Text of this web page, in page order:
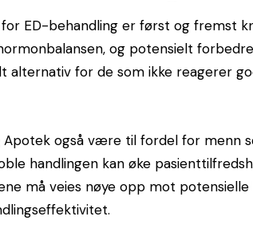
ED-behandling er først og fremst
og potensielt
alternativ for de som ikke reagerer
Apotek også være til fordel for menn
handlingen kan øke
må veies nøye opp mot